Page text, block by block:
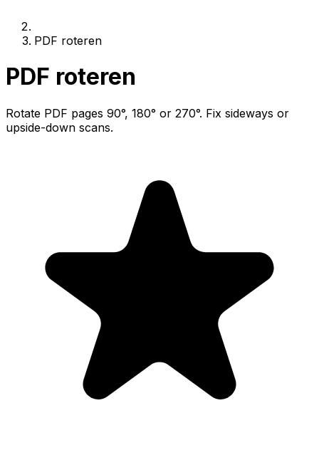
PDF roteren
PDF roteren
Rotate PDF pages 90°, 180° or 270°. Fix sideways or
upside-down scans.